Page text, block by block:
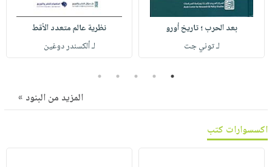
صابون
أطفال
مناسبات
فيديوهات
أسئلة
طرحها
وفرات
انشر
كتابك
عربة
التسوق
نشرة
بعد الحرب ؛ تاريخ أورو
لـ توني جت
نظرية عالم متعدد الأقط
لـ ألكسندر دوغين
1
2
3
4
5
المزيد من البنود »
اكسسوارات كتب